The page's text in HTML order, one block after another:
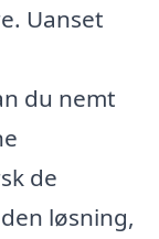
Uanset
du nemt
de
løsning,